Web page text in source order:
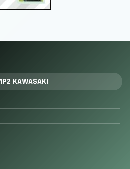
KAWASAKI